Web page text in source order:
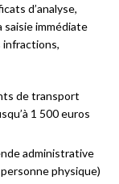
d’analyse,
immédiate
de transport
1 500 euros
administrative
physique)